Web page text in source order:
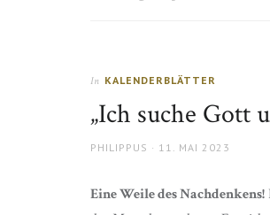
In KALENDERBLÄTTER
„Ich suche Gott
AUTHOR
PHILIPPUS
POSTED
11. MAI 2023
Eine Weile des Nachdenkens!